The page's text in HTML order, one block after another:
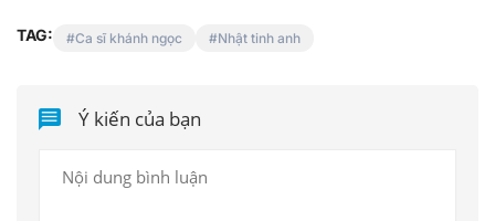
TAG: Ca sĩ khánh ngọc Nhật tinh anh
Ý kiến của bạn